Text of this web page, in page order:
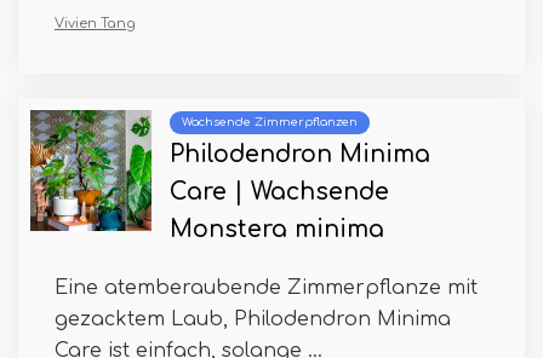
Vivien Tang
Wachsende Zimmerpflanzen
Philodendron Minima
Care | Wachsende
Monstera minima
Eine atemberaubende Zimmerpflanze mit
gezacktem Laub, Philodendron Minima
Care ist einfach, solange ...